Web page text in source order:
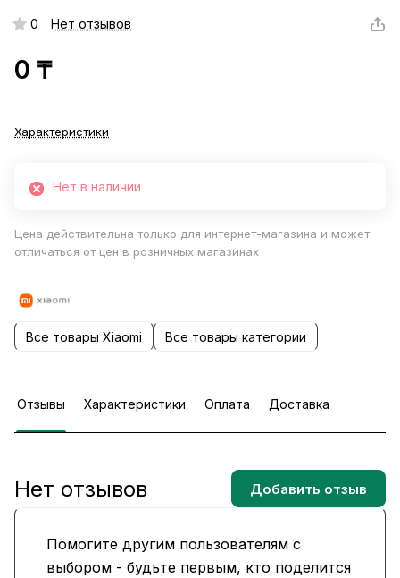
0 Нет отзывов
0 ₸
Характеристики
Нет в наличии
Цена действительна только для интернет-магазина и может
отличаться от цен в розничных магазинах
Все товары Xiaomi Все товары категории
Отзывы Характеристики Оплата Доставка
Помогите другим пользователям с
выбором - будьте первым, кто поделится
Нет отзывов Добавить отзыв